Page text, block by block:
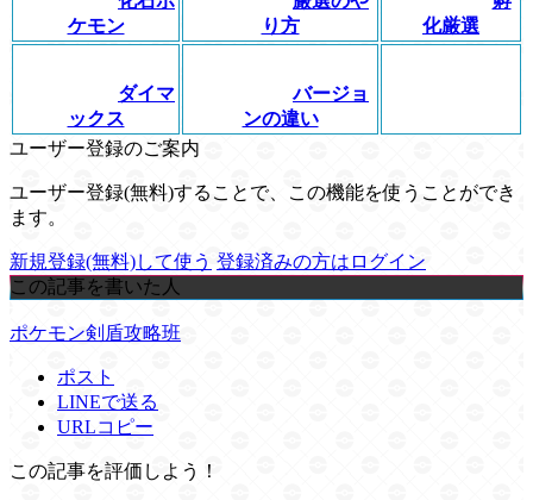
ケモン
り方
化厳選
ダイマ
ックス
バージョ
ンの違い
ユーザー登録のご案内
ユーザー登録(無料)することで、この機能を使うことができ
ます。
新規登録(無料)して使う 登録済みの方はログイン
この記事を書いた人
ポケモン剣盾攻略班
ポスト
LINEで送る
URLコピー
この記事を評価しよう！